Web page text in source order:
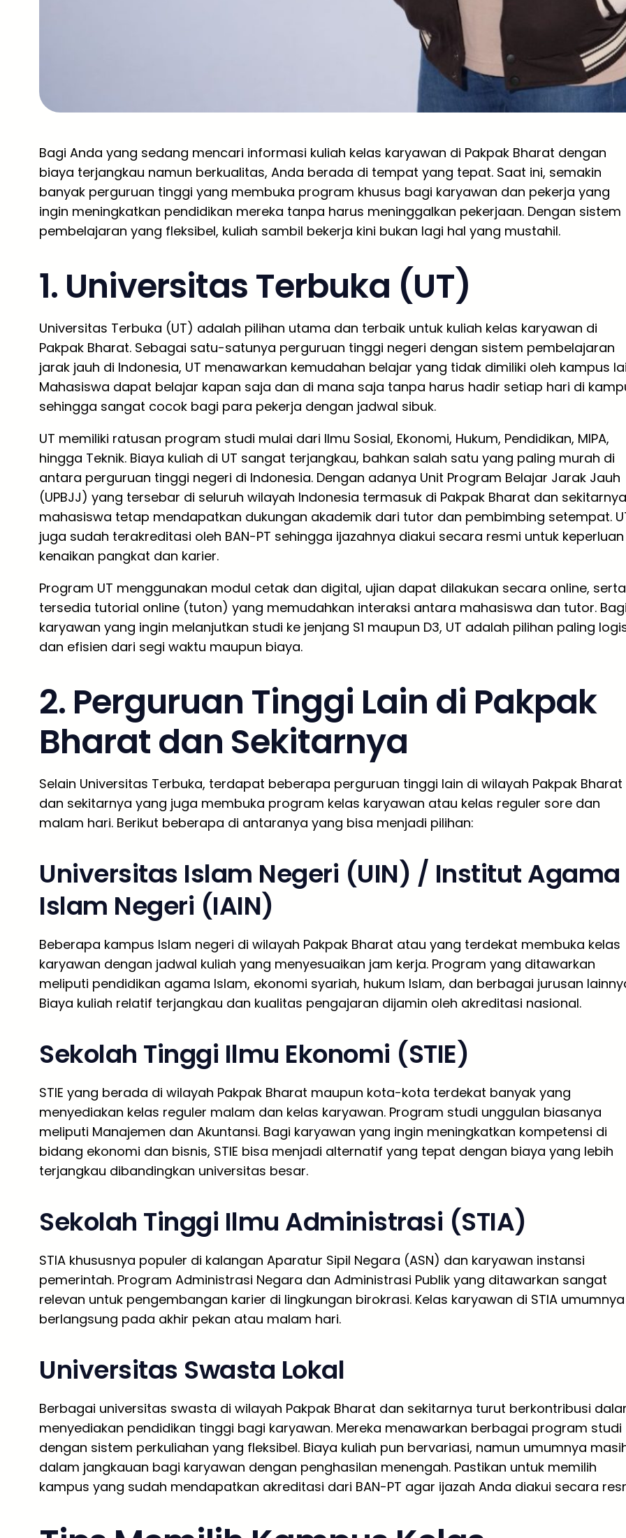
Bagi Anda yang sedang mencari informasi kuliah kelas karyawan di Pakpak Bharat dengan
biaya terjangkau namun berkualitas, Anda berada di tempat yang tepat. Saat ini, semakin
banyak perguruan tinggi yang membuka program khusus bagi karyawan dan pekerja yang
ingin meningkatkan pendidikan mereka tanpa harus meninggalkan pekerjaan. Dengan sistem
pembelajaran yang fleksibel, kuliah sambil bekerja kini bukan lagi hal yang mustahil.
1. Universitas Terbuka (UT)
Universitas Terbuka (UT) adalah pilihan utama dan terbaik untuk kuliah kelas karyawan di
Pakpak Bharat. Sebagai satu-satunya perguruan tinggi negeri dengan sistem pembelajaran
jarak jauh di Indonesia, UT menawarkan kemudahan belajar yang tidak dimiliki oleh kampus
Mahasiswa dapat belajar kapan saja dan di mana saja tanpa harus hadir setiap hari di
sehingga sangat cocok bagi para pekerja dengan jadwal sibuk.
UT memiliki ratusan program studi mulai dari Ilmu Sosial, Ekonomi, Hukum, Pendidikan, MIPA,
hingga Teknik. Biaya kuliah di UT sangat terjangkau, bahkan salah satu yang paling murah di
antara perguruan tinggi negeri di Indonesia. Dengan adanya Unit Program Belajar Jarak Jauh
(UPBJJ) yang tersebar di seluruh wilayah Indonesia termasuk di Pakpak Bharat dan
mahasiswa tetap mendapatkan dukungan akademik dari tutor dan pembimbing setempat.
juga sudah terakreditasi oleh BAN-PT sehingga ijazahnya diakui secara resmi untuk keperluan
kenaikan pangkat dan karier.
Program UT menggunakan modul cetak dan digital, ujian dapat dilakukan secara online, serta
tersedia tutorial online (tuton) yang memudahkan interaksi antara mahasiswa dan tutor.
karyawan yang ingin melanjutkan studi ke jenjang S1 maupun D3, UT adalah pilihan paling
dan efisien dari segi waktu maupun biaya.
2. Perguruan Tinggi Lain di Pakpak
Bharat dan Sekitarnya
Selain Universitas Terbuka, terdapat beberapa perguruan tinggi lain di wilayah Pakpak Bharat
dan sekitarnya yang juga membuka program kelas karyawan atau kelas reguler sore dan
malam hari. Berikut beberapa di antaranya yang bisa menjadi pilihan:
Universitas Islam Negeri (UIN) / Institut Agama
Islam Negeri (IAIN)
Beberapa kampus Islam negeri di wilayah Pakpak Bharat atau yang terdekat membuka kelas
karyawan dengan jadwal kuliah yang menyesuaikan jam kerja. Program yang ditawarkan
meliputi pendidikan agama Islam, ekonomi syariah, hukum Islam, dan berbagai jurusan
Biaya kuliah relatif terjangkau dan kualitas pengajaran dijamin oleh akreditasi nasional.
Sekolah Tinggi Ilmu Ekonomi (STIE)
STIE yang berada di wilayah Pakpak Bharat maupun kota-kota terdekat banyak yang
menyediakan kelas reguler malam dan kelas karyawan. Program studi unggulan biasanya
meliputi Manajemen dan Akuntansi. Bagi karyawan yang ingin meningkatkan kompetensi di
bidang ekonomi dan bisnis, STIE bisa menjadi alternatif yang tepat dengan biaya yang lebih
terjangkau dibandingkan universitas besar.
Sekolah Tinggi Ilmu Administrasi (STIA)
STIA khususnya populer di kalangan Aparatur Sipil Negara (ASN) dan karyawan instansi
pemerintah. Program Administrasi Negara dan Administrasi Publik yang ditawarkan sangat
relevan untuk pengembangan karier di lingkungan birokrasi. Kelas karyawan di STIA umumnya
berlangsung pada akhir pekan atau malam hari.
Universitas Swasta Lokal
Berbagai universitas swasta di wilayah Pakpak Bharat dan sekitarnya turut berkontribusi
menyediakan pendidikan tinggi bagi karyawan. Mereka menawarkan berbagai program studi
dengan sistem perkuliahan yang fleksibel. Biaya kuliah pun bervariasi, namun umumnya
dalam jangkauan bagi karyawan dengan penghasilan menengah. Pastikan untuk memilih
kampus yang sudah mendapatkan akreditasi dari BAN-PT agar ijazah Anda diakui secara